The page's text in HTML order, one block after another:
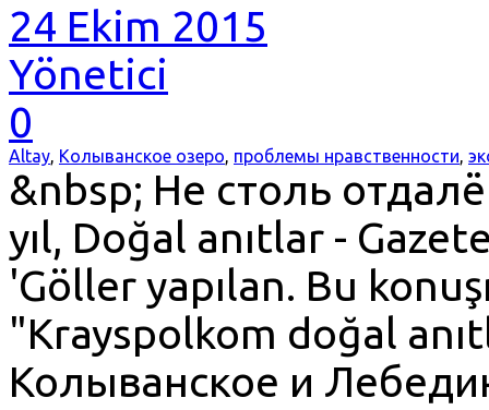
24 Ekim 2015
Yönetici
0
Altay, Колыванское озеро, проблемы нравственности,
&nbsp; Не столь
yıl, Doğal anıtlar -
'Göller yapılan. Bu
"Krayspolkom doğal
Колыванское и